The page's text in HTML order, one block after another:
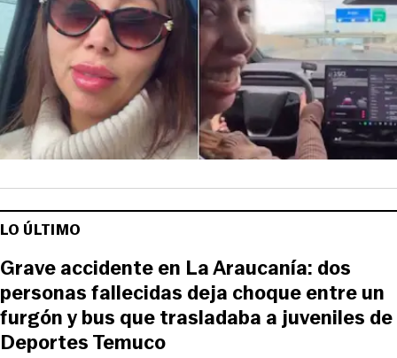
LO ÚLTIMO
Grave accidente en La Araucanía: dos
personas fallecidas deja choque entre un
furgón y bus que trasladaba a juveniles de
Deportes Temuco